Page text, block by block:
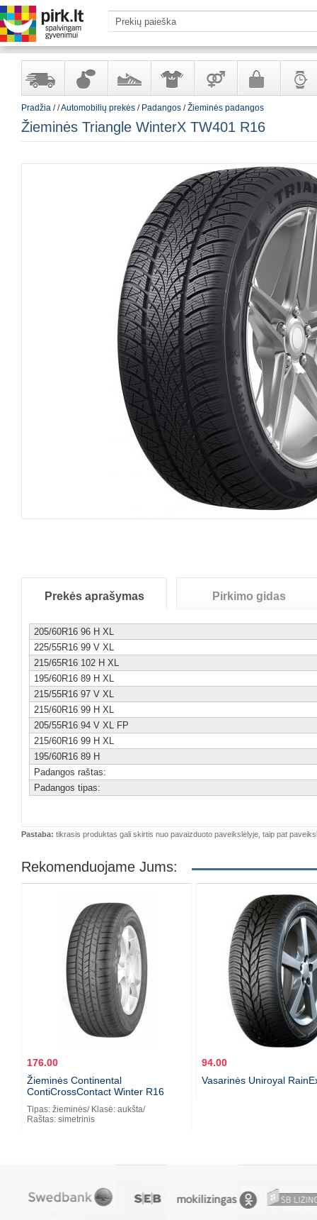
Yra
sandėlyje
ir
kosmetika
ir
aksesuarai
suaugusiems
Pradžia //Automobilių prekės / Padangos /Žieminės padangos
Žieminės Triangle WinterX TW401 R16
Prekės aprašymas Pirkimo gidas
205/60R16 96 H XL
225/55R16 99 V XL
215/65R16 102 H XL
195/60R16 89 H XL
215/55R16 97 V XL
215/60R16 99 H XL
205/55R16 94 V XL FP
215/60R16 99 H XL
195/60R16 89 H
Padangos raštas:
Padangos tipas:
Pastaba: tikrasis produktas gali skirtis nuo pavaizduoto paveikslėlyje, taip pat
Rekomenduojame Jums:
176.00
Žieminės Continental
ContiCrossContact Winter R16
Tipas: žieminės/ Klasė: aukšta/
Raštas: simetrinis
94.00
Vasarinės Uniroyal